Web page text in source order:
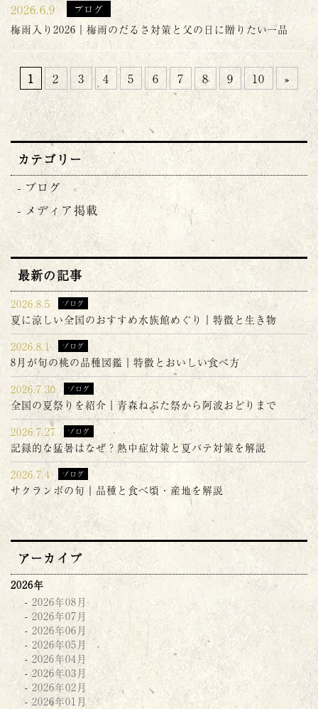
2026.6.9 ブログ
梅雨入り2026｜梅雨のだるさ対策と父の日に贈りたい一品
1 2 3 4 5 6 7 8 9 10 »
カテゴリー
ブログ
メディア掲載
最新の記事
2026.8.5 ブログ
夏に涼しい全国のおすすめ水族館めぐり｜特徴と生き物
2026.8.1
ブログ
8月が旬の桃の品種図鑑｜特徴とおいしい食べ方
2026.7.30
ブログ
全国の夏祭りを紹介｜青森ねぶた祭から阿波おどりまで
2026.7.27
ブログ
記録的な猛暑はなぜ？熱中症対策と夏バテ対策を解説
2026.7.4
ブログ
サクランボの旬｜品種と食べ頃・産地を解説
アーカイブ
2026年
2026年08月
2026年07月
2026年06月
2026年05月
2026年04月
2026年03月
2026年02月
2026年01月